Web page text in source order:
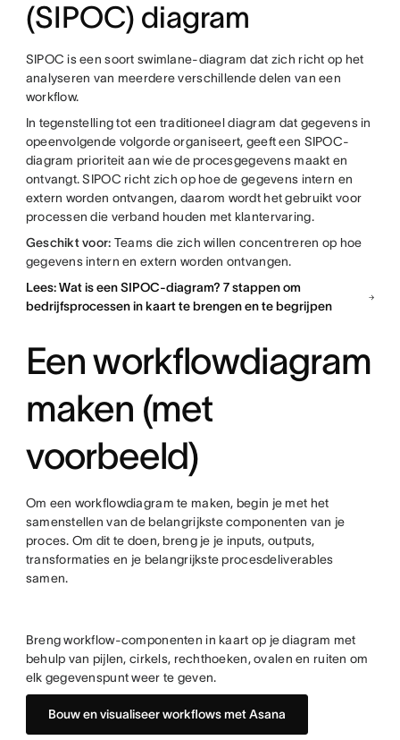
(SIPOC) diagram
SIPOC is een soort swimlane-diagram dat zich richt op het
analyseren van meerdere verschillende delen van een
workflow.
In tegenstelling tot een traditioneel diagram dat gegevens in
opeenvolgende volgorde organiseert, geeft een SIPOC-
diagram prioriteit aan wie de procesgegevens maakt en
ontvangt. SIPOC richt zich op hoe de gegevens intern en
extern worden ontvangen, daarom wordt het gebruikt voor
processen die verband houden met klantervaring.
Geschikt voor: Teams die zich willen concentreren op hoe
gegevens intern en extern worden ontvangen.
Lees: Wat is een SIPOC-diagram? 7 stappen om
bedrijfsprocessen in kaart te brengen en te begrijpen
Een workflowdiagram
maken (met
voorbeeld)
Om een workflowdiagram te maken, begin je met het
samenstellen van de belangrijkste componenten van je
proces. Om dit te doen, breng je je inputs, outputs,
transformaties en je belangrijkste procesdeliverables
samen.
Breng workflow-componenten in kaart op je diagram met
behulp van pijlen, cirkels, rechthoeken, ovalen en ruiten om
elk gegevenspunt weer te geven.
Bouw en visualiseer workflows met Asana